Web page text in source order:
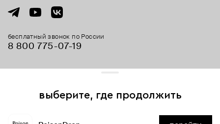
бесплатный звонок по России
8 800 775⁠-07⁠-19
выберите, где продолжить
и сервисы аналитики. Продолжая его использование,